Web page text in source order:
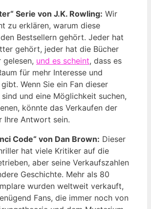
Serie von J.K. Rowling: Wir
zu erklären, warum diese
Bestsellern gehört. Jeder hat
gehört, jeder hat die Bücher
gelesen, und es scheint, dass es
für mehr Interesse und
Wenn Sie ein Fan dieser
und eine Möglichkeit suchen,
könnte das Verkaufen der
Ihre Antwort sein.
Code“ von Dan Brown: Dieser
hat viele Kritiker auf die
aber seine Verkaufszahlen
Geschichte. Mehr als 80
wurden weltweit verkauft,
Fans, die immer noch von